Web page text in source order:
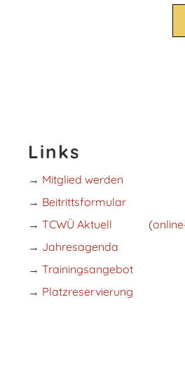
Links
→ Mitglied werden
→ Beitrittsformular
→ TCWÜ Aktuell (
→ Jahresagenda
→ Trainingsangebot
→ Platzreservierung